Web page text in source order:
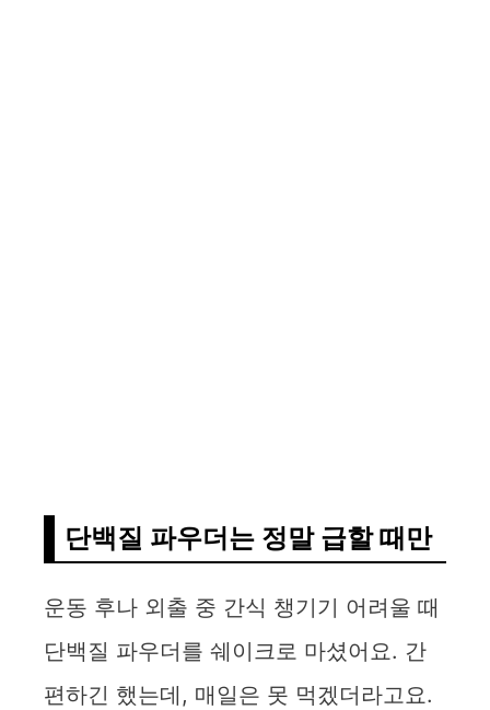
단백질 파우더는 정말 급할 때만
운동 후나 외출 중 간식 챙기기 어려울 때
단백질 파우더를 쉐이크로 마셨어요. 간
편하긴 했는데, 매일은 못 먹겠더라고요.